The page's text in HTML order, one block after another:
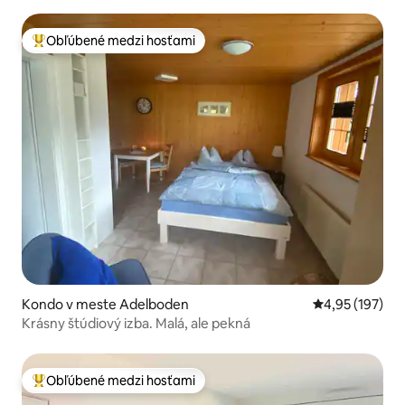
Najobľúbenejšie medzi hosťami
Obľúbené medzi hosťami
Kondo v meste Adelboden Priemerné
4,95 (197)
Krásny štúdiový izba. Malá, ale pekná
Najobľúbenejšie medzi hosťami
Obľúbené medzi hosťami